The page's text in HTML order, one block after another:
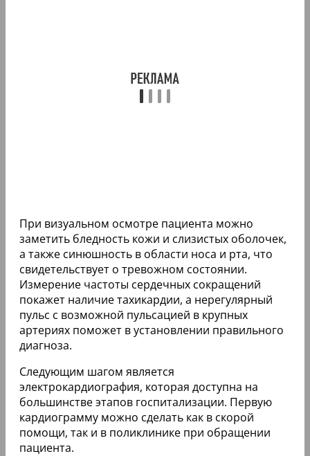
При визуальном осмотре пациента можно
заметить бледность кожи и слизистых оболочек,
а также синюшность в области носа и рта, что
свидетельствует о тревожном состоянии.
Измерение частоты сердечных сокращений
покажет наличие тахикардии, а нерегулярный
пульс с возможной пульсацией в крупных
артериях поможет в установлении правильного
диагноза.
Следующим шагом является
электрокардиография, которая доступна на
большинстве этапов госпитализации. Первую
кардиограмму можно сделать как в скорой
помощи, так и в поликлинике при обращении
пациента.